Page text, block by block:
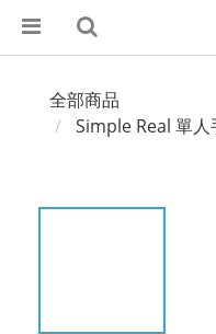
全部商品
Simple Real 單